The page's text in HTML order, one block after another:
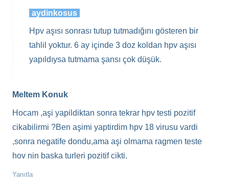
aydinkosus
Hpv aşısı sonrası tutup tutmadığını gösteren bir
tahlil yoktur. 6 ay içinde 3 doz koldan hpv aşısı
yapıldıysa tutmama şansı çok düşük.
Meltem Konuk
Hocam ,aşi yapildiktan sonra tekrar hpv testi pozitif
cikabilirmi ?Ben aşimi yaptirdim hpv 18 virusu vardi
,sonra negatife dondu,ama aşi olmama ragmen teste
hov nin baska turleri pozitif cikti.
Yanıtla